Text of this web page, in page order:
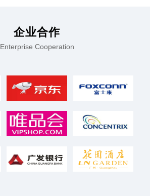
企业合作
Enterprise Cooperation